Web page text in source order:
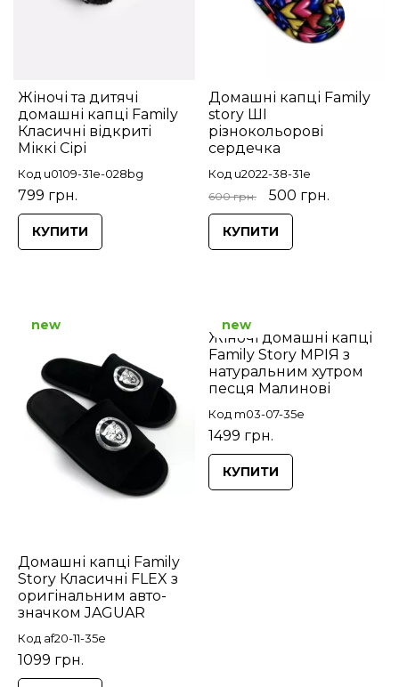
Жіночі та дитячі
домашні капці Family
Класичні відкриті
Міккі Сірі
Код u0109-31e-028bg
799 грн.
КУПИТИ
Домашні капці Family
story ШІ
різнокольорові
сердечка
Код u2022-38-31e
600 грн. 500 грн.
КУПИТИ
Домашні капці Family
Story Класичні FLEX з
оригінальним авто-
значком JAGUAR
Код af20-11-35e
1099 грн.
new
Жіночі домашні капці
Family Story МРІЯ з
натуральним хутром
песця Малинові
Код m03-07-35e
1499 грн.
new
КУПИТИ